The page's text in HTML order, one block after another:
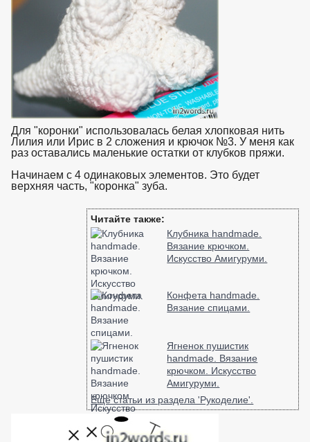
Для "коронки" использовалась белая хлопковая нить
Лилия или Ирис в 2 сложения и крючок №3. У меня как
раз оставались маленькие остатки от клубков пряжи.
Начинаем с 4 одинаковых элементов. Это будет
верхняя часть, "коронка" зуба.
Читайте также:
Клубника handmade.
Вязание крючком.
Искусство Амигуруми.
Конфета handmade.
Вязание спицами.
Ягненок пушистик
handmade. Вязание
крючком. Искусство
Амигуруми.
Ещё статьи из раздела 'Рукоделие'.